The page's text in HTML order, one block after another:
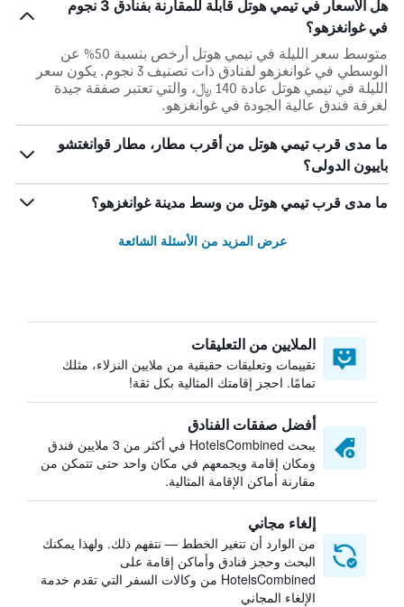
هل الأسعار في تيمي هوتل قابلة للمقارنة بفنادق 3 نجوم
في غوانغزهو؟
متوسط سعر الليلة في تيمي هوتل أرخص بنسبة 50% عن
الوسطي في غوانغزهو لفنادق ذات تصنيف 3 نجوم. يكون سعر
الليلة في تيمي هوتل عادة 140 ﷼، والتي تعتبر صفقة جيدة
لغرفة فندق عالية الجودة في غوانغزهو.
ما مدى قرب تيمي هوتل من أقرب مطار، مطار قوانغتشو
باييون الدولى؟
ما مدى قرب تيمي هوتل من وسط مدينة غوانغزهو؟
عرض المزيد من الأسئلة الشائعة
الملايين من التعليقات
تقييمات وتعليقات حقيقية من ملايين النزلاء، مثلك
تمامًا. احجز إقامتك المثالية بكل ثقة!
أفضل صفقات الفنادق
يبحث HotelsCombined في أكثر من 3 ملايين فندق
ومكان إقامة ويجمعهم في مكان واحد حتى تتمكن من
مقارنة أماكن الإقامة المثالية.
إلغاء مجاني
من الوارد أن تتغير الخطط — نتفهم ذلك. ولهذا يمكنك
البحث وحجز فنادق وأماكن إقامة على
HotelsCombined من وكالات السفر التي تقدم خدمة
الإلغاء المجاني